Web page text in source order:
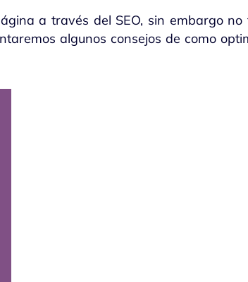
a través del SEO, sin embargo
algunos consejos de como